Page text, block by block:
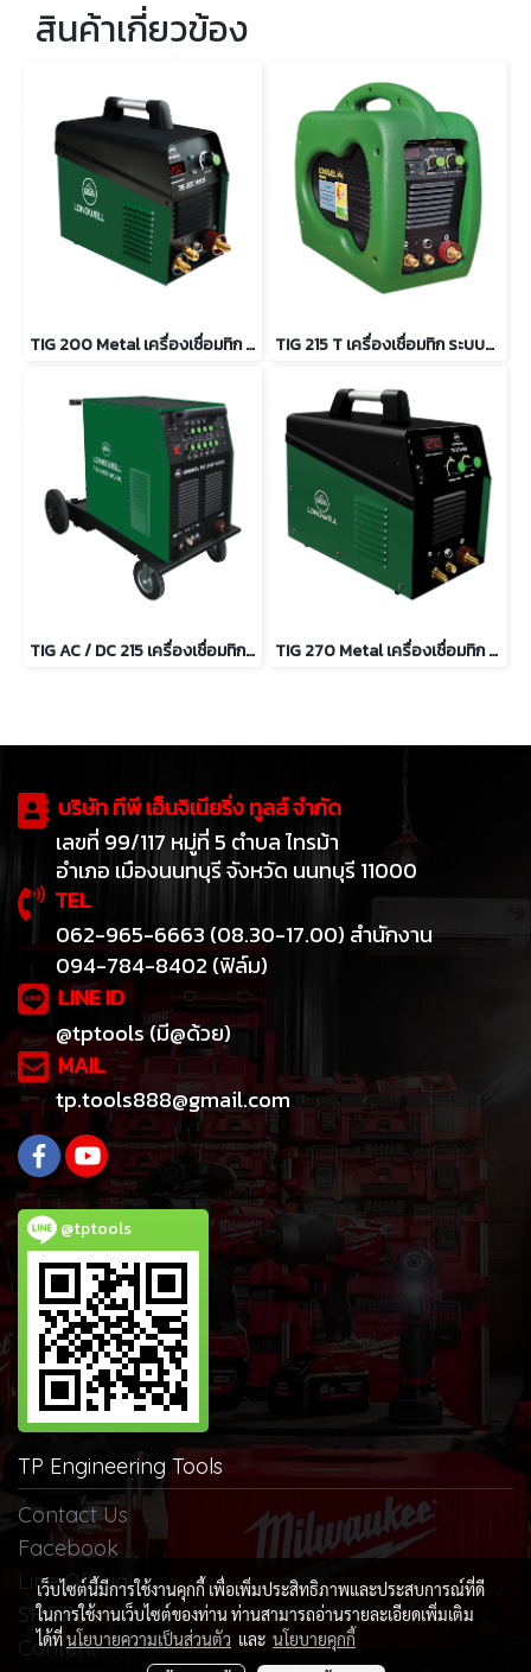
สินค้าเกี่ยวข้อง
TIG 200 Metal เครื่องเชื่อมทิก ระบบอินเวอเตอร์ 10-200A TIG 215 T เครื่องเชื่อมทิก ระบบอินเวอเตอร์ 10-215A
TIG AC / DC 215 เครื่องเชื่อมทิก ระบบอินเวอเตอร์ 10-215A TIG 270 Metal เครื่องเชื่อมทิก ระบบอินเวอเตอร์ 10-270A
บริษัท ทีพี เอ็นจิเนียริ่ง ทูลส์ จำกัด
เลขที่ 99/117 หมู่ที่ 5 ตำบล ไทรม้า
อำเภอ เมืองนนทบุรี จังหวัด นนทบุรี 11000
TEL
062-965-6663 (08.30-17.00) สำนักงาน
094-784-8402 (ฟิล์ม)
LINE ID
@tptools (มี@ด้วย)
MAIL
tp.tools888@gmail.com
@tptools
TP Engineering Tools
Contact Us
Facebook
Line Official
SHOPEE
Content
เว็บไซต์นี้มีการใช้งานคุกกี้ เพื่อเพิ่มประสิทธิภาพและประสบการณ์ที่ดี
ในการใช้งานเว็บไซต์ของท่าน ท่านสามารถอ่านรายละเอียดเพิ่มเติม
ได้ที่นโยบายความเป็นส่วนตัว และ นโยบายคุกกี้